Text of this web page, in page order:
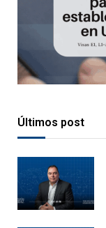
Últimos post